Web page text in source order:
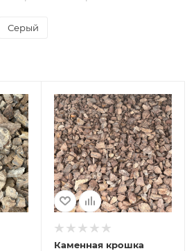
Серый
Каменная крошка